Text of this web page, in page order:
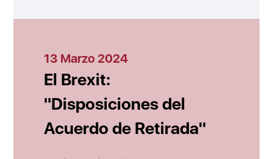
13 Marzo 2024
El Brexit:
"Disposiciones del
Acuerdo de Retirada"